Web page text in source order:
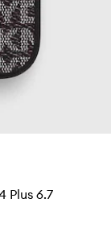
Plus 6.7